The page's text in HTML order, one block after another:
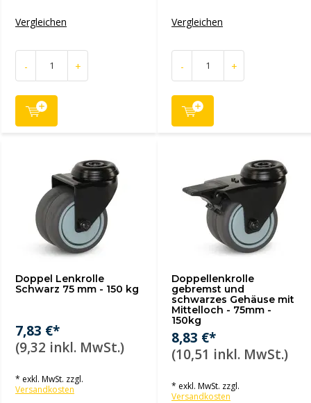
Vergleichen
- +
Vergleichen
- +
Doppel Lenkrolle
Schwarz 75 mm - 150 kg
7,83 €*
(9,32 inkl. MwSt.)
* exkl. MwSt. zzgl.
Versandkosten
Doppellenkrolle
gebremst und
schwarzes Gehäuse mit
Mittelloch - 75mm -
150kg
8,83 €*
(10,51 inkl. MwSt.)
* exkl. MwSt. zzgl.
Versandkosten